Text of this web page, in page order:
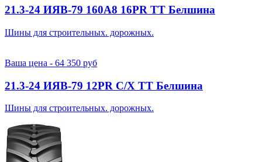
21.3-24 ИЯВ-79 160A8 16PR TT Белшина
Шины для строительных. дорожных.
Ваша цена - 64 350 руб
21.3-24 ИЯВ-79 12PR С/Х TT Белшина
Шины для строительных. дорожных.